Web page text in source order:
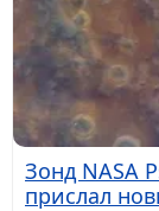
Зонд NASA
прислал